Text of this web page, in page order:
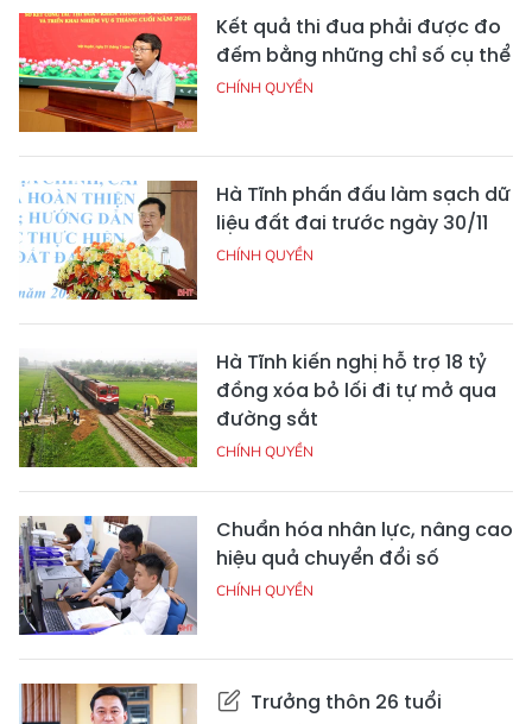
Kết quả thi đua phải được đo
đếm bằng những chỉ số cụ thể
CHÍNH QUYỀN
Hà Tĩnh phấn đấu làm sạch dữ
liệu đất đai trước ngày 30/11
CHÍNH QUYỀN
Hà Tĩnh kiến nghị hỗ trợ 18 tỷ
đồng xóa bỏ lối đi tự mở qua
đường sắt
CHÍNH QUYỀN
Chuẩn hóa nhân lực, nâng cao
hiệu quả chuyển đổi số
CHÍNH QUYỀN
Trưởng thôn 26 tuổi